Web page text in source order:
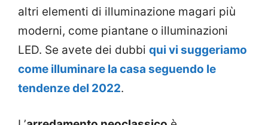
altri elementi di illuminazione magari più
moderni, come piantane o illuminazioni
LED. Se avete dei dubbi qui vi suggeriamo
come illuminare la casa seguendo le
tendenze del 2022.